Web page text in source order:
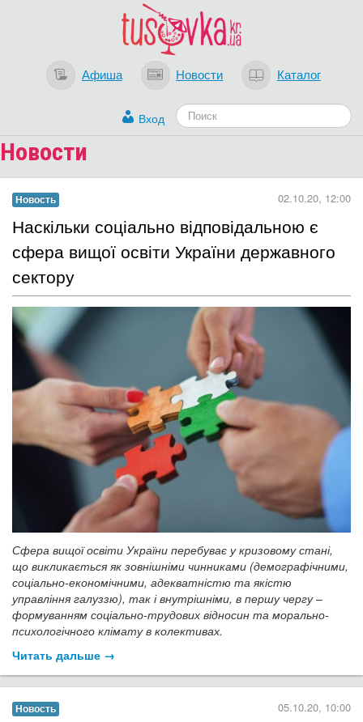
Афиша Новости Каталог
Вход
Новости
Новость 02.10.20, 12:00
Наскільки соціально відповідальною є
сфера вищої освіти України державного
сектору
Сфера вищої освіти України перебуває у кризовому стані,
що викликається як зовнішніми чинниками (демографічними,
соціально-економічними, адекватністю та якістю
управління галуззю), так і внутрішніми, в першу чергу –
формуванням соціально-трудових відносин та морально-
психологічного клімату в колективах.
Читать дальше →
Новость 05.10.20, 10:00